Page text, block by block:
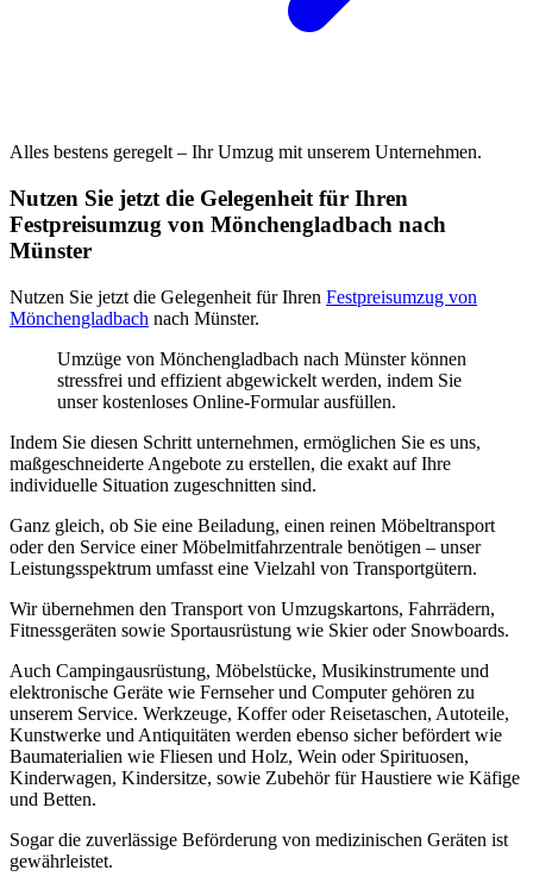
Alles bestens geregelt – Ihr Umzug mit unserem Unternehmen.
Nutzen Sie jetzt die Gelegenheit für Ihren
Festpreisumzug von Mönchengladbach nach
Münster
Nutzen Sie jetzt die Gelegenheit für Ihren Festpreisumzug von
Mönchengladbach nach Münster.
Umzüge von Mönchengladbach nach Münster können
stressfrei und effizient abgewickelt werden, indem Sie
unser kostenloses Online-Formular ausfüllen.
Indem Sie diesen Schritt unternehmen, ermöglichen Sie es uns,
maßgeschneiderte Angebote zu erstellen, die exakt auf Ihre
individuelle Situation zugeschnitten sind.
Ganz gleich, ob Sie eine Beiladung, einen reinen Möbeltransport
oder den Service einer Möbelmitfahrzentrale benötigen – unser
Leistungsspektrum umfasst eine Vielzahl von Transportgütern.
Wir übernehmen den Transport von Umzugskartons, Fahrrädern,
Fitnessgeräten sowie Sportausrüstung wie Skier oder Snowboards.
Auch Campingausrüstung, Möbelstücke, Musikinstrumente und
elektronische Geräte wie Fernseher und Computer gehören zu
unserem Service. Werkzeuge, Koffer oder Reisetaschen, Autoteile,
Kunstwerke und Antiquitäten werden ebenso sicher befördert wie
Baumaterialien wie Fliesen und Holz, Wein oder Spirituosen,
Kinderwagen, Kindersitze, sowie Zubehör für Haustiere wie Käfige
und Betten.
Sogar die zuverlässige Beförderung von medizinischen Geräten ist
gewährleistet.